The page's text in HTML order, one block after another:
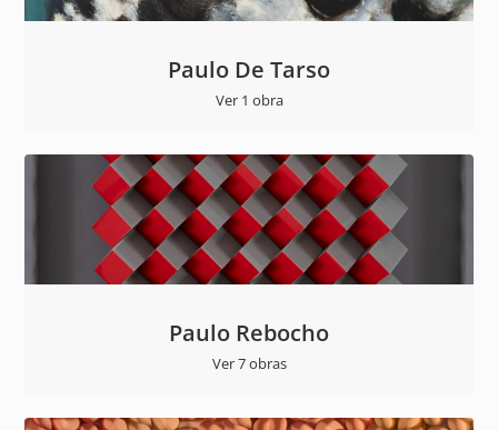
Paulo De Tarso
Ver 1 obra
Paulo Rebocho
Ver 7 obras